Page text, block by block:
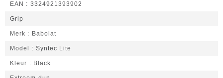
EAN 3324921393902
Grip
Merk Babolat
Model Syntec Lite
Kleur Black